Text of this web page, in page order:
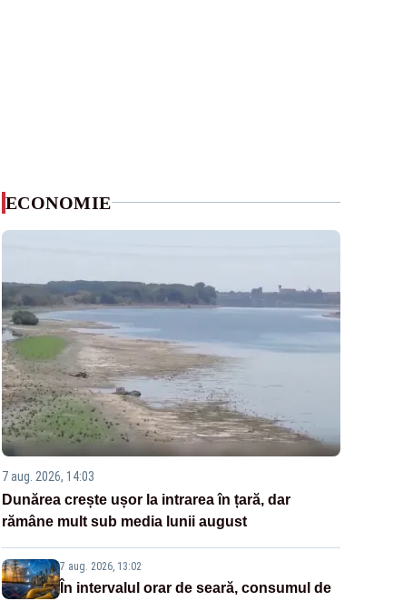
ECONOMIE
7 aug. 2026, 14:03
Dunărea crește ușor la intrarea în țară, dar
rămâne mult sub media lunii august
7 aug. 2026, 13:02
În intervalul orar de seară, consumul de